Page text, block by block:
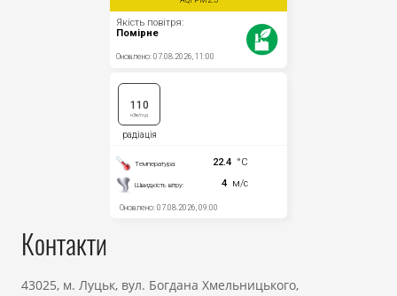
Контакти
43025, м. Луцьк, вул. Богдана Хмельницького,